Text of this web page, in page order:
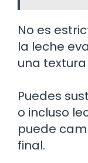
No es
la leche
una
Puedes
o incluso
puede
final.